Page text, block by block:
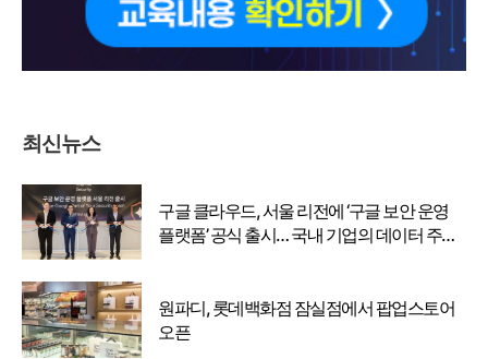
최신뉴스
구글 클라우드, 서울 리전에 ‘구글 보안 운영
플랫폼’ 공식 출시… 국내 기업의 데이터 주권
원파디, 롯데백화점 잠실점에서 팝업스토어
오픈